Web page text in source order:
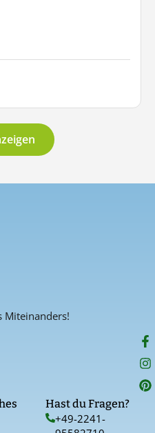
Miteinanders!
F
a
c
e
b
I
n
s
t
a
P
i
n
t
e
Hast du Fragen?
+49-2241-